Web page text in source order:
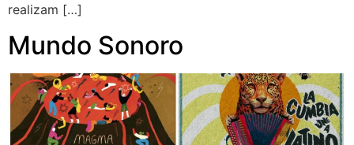
realizam […]
Mundo Sonoro